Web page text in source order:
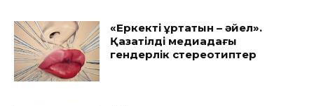
«Еркекті құртатын – әйел».
Қазақтілді медиадағы
гендерлік стереотиптер